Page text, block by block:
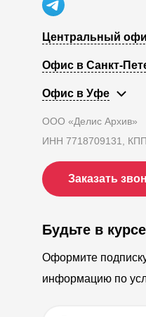
Центральный
Офис в Санкт-
Офис в Уфе
ООО «Делис Архив»
ИНН 7718709131,
Заказать
Будьте в
Оформите
информацию по